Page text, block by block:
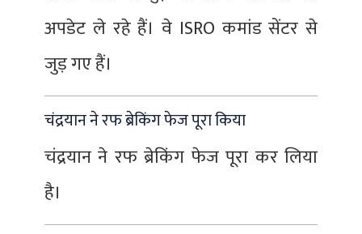
अपडेट ले रहे हैं। वे ISRO कमांड सेंटर से
जुड़ गए हैं।
चंद्रयान ने रफ ब्रेकिंग फेज पूरा किया
चंद्रयान ने रफ ब्रेकिंग फेज पूरा कर लिया
है।